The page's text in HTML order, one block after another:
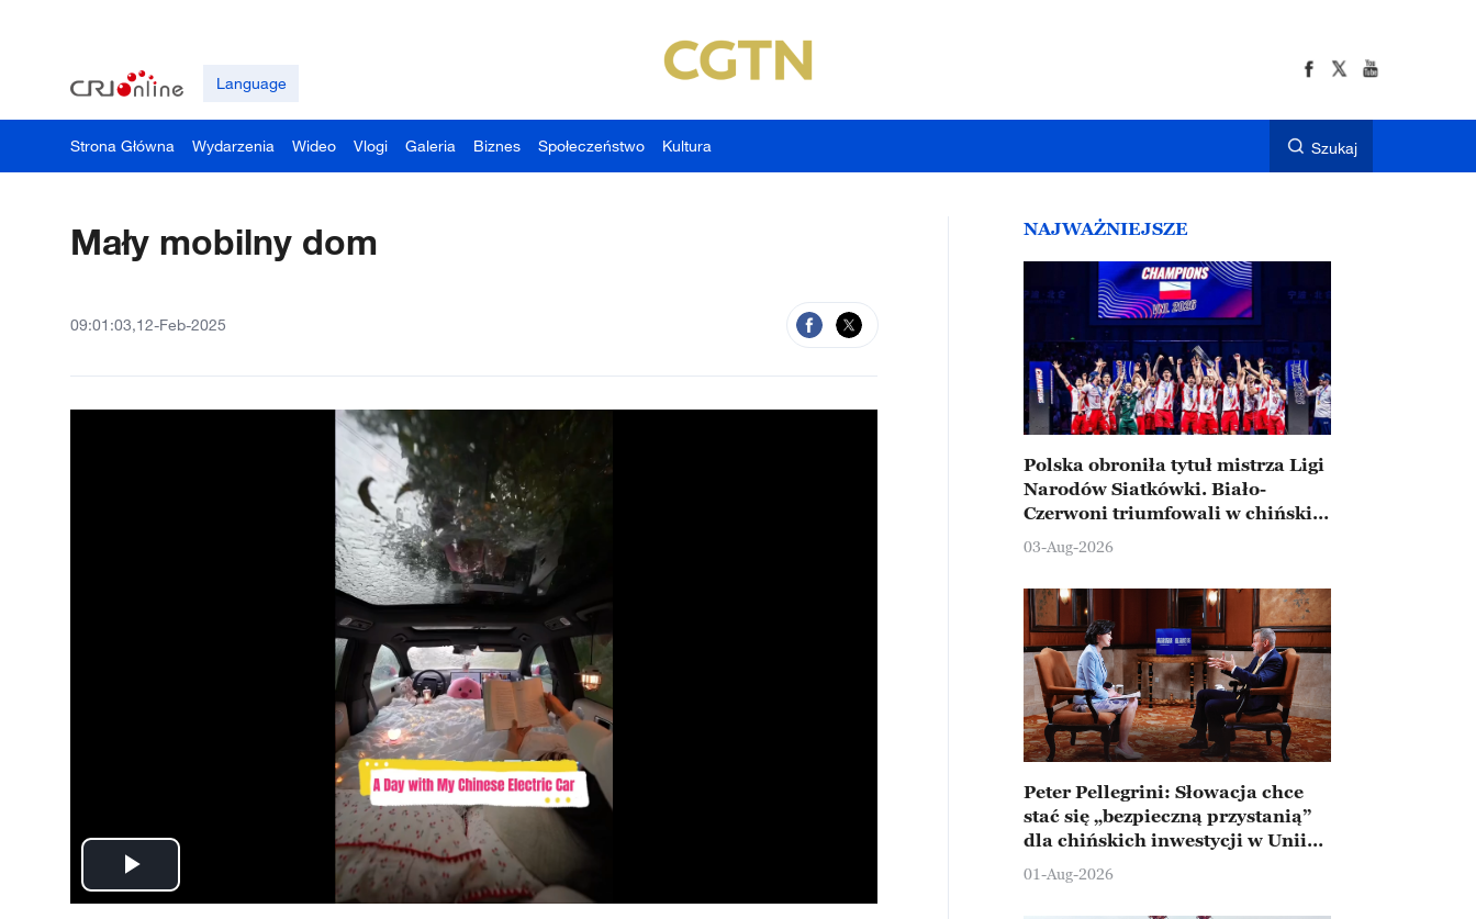
Language
Strona Główna Wydarzenia Wideo Vlogi Galeria Biznes Społeczeństwo Kultura Szukaj
Mały mobilny dom
09:01:03,12-Feb-2025
Play
NAJWAŻNIEJSZE
Polska obroniła tytuł mistrza Ligi
Narodów Siatkówki. Biało-
Czerwoni triumfowali w chińskim
Ningbo
03-Aug-2026
Peter Pellegrini: Słowacja chce
stać się „bezpieczną przystanią”
dla chińskich inwestycji w Unii
Europejskiej
01-Aug-2026